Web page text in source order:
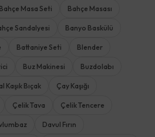
Bahçe Masa Seti Bahçe Masası
Sandalyesi Banyo Baskülü
Battaniye Seti Blender
Buz Makinesi Buzdolabı
Kaşık Bıçak Çay Kaşığı
Çelik Tava Çelik Tencere
Davul Fırın